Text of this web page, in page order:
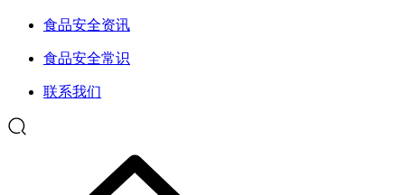
食品安全资讯
食品安全常识
联系我们